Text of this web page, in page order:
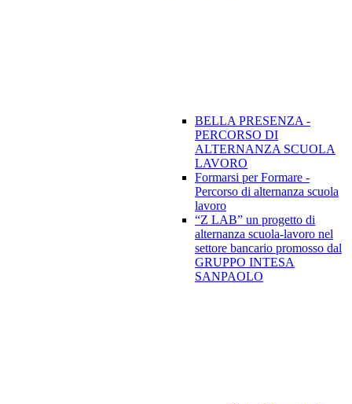
BELLA PRESENZA -
PERCORSO DI
ALTERNANZA SCUOLA
LAVORO
Formarsi per Formare -
Percorso di alternanza scuola
lavoro
“Z LAB” un progetto di
alternanza scuola-lavoro nel
settore bancario promosso dal
GRUPPO INTESA
SANPAOLO